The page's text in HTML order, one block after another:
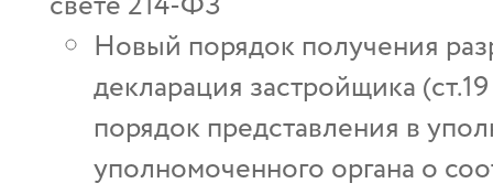
Новый порядок получения
декларация застройщика
порядок представления в
уполномоченного органа о